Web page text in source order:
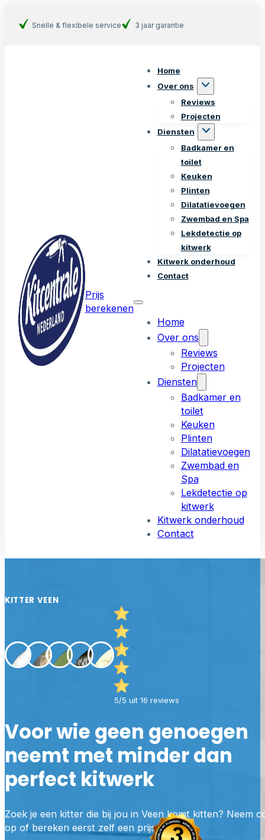
Snelle & flexibele service 3 jaar garantie
Home
Over ons
Reviews
Projecten
Diensten
Badkamer en
toilet
Keuken
Plinten
Dilatatievoegen
Zwembad en Spa
Lekdetectie op
kitwerk
Kitwerk onderhoud
Contact
Home
Over ons
Reviews
Projecten
Diensten
Badkamer en
toilet
Keuken
Plinten
Dilatatievoegen
Zwembad en
Spa
Lekdetectie op
kitwerk
Kitwerk onderhoud
Contact
Prijs
berekenen
KITTER VEEN
5/5 uit 16 reviews
Voor wie geen genoegen
neemt met minder dan
perfect kitwerk
Zoek je een kitter die bij jou in Veen komt kitten? Neem
op of bereken eerst zelf een prijs.